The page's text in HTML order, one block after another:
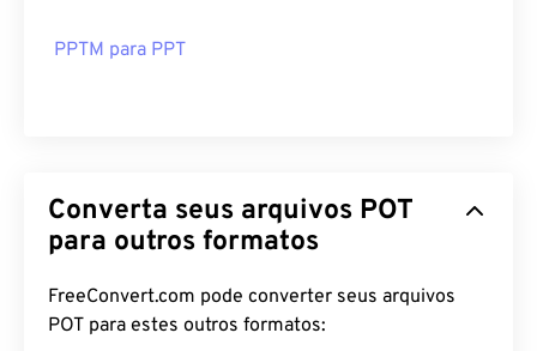
PPTM para PPT
Converta seus arquivos POT
para outros formatos
FreeConvert.com pode converter seus arquivos
POT para estes outros formatos: